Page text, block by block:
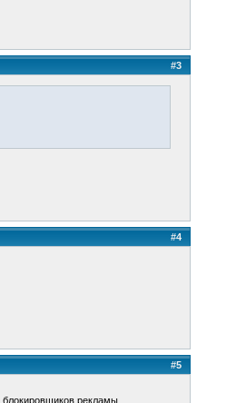
#3
#4
#5
блокировщиков рекламы.